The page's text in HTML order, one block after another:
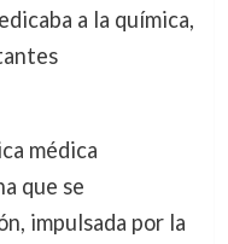
a la química,
médica
que se
impulsada por la